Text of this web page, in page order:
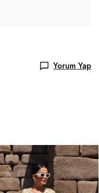
Yorum Yap